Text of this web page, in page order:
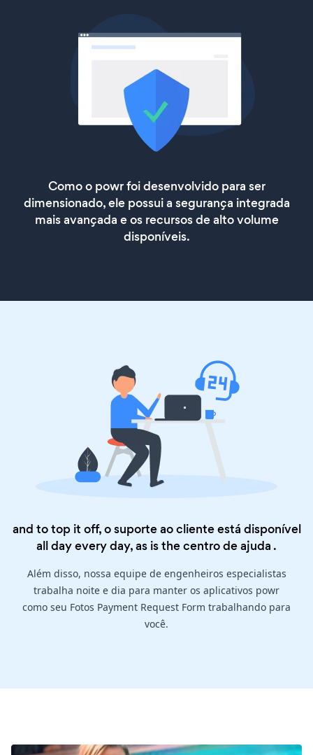
Como o powr foi desenvolvido para ser
dimensionado, ele possui a segurança integrada
mais avançada e os recursos de alto volume
disponíveis.
and to top it off, o suporte ao cliente está disponível
all day every day, as is thecentro de ajuda .
Além disso, nossa equipe de engenheiros especialistas
trabalha noite e dia para manter os aplicativos powr
como seu Fotos Payment Request Form trabalhando para
você.